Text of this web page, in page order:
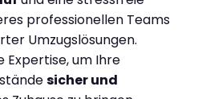
professionellen Teams
Umzugslösungen.
Expertise, um Ihre
sicher und